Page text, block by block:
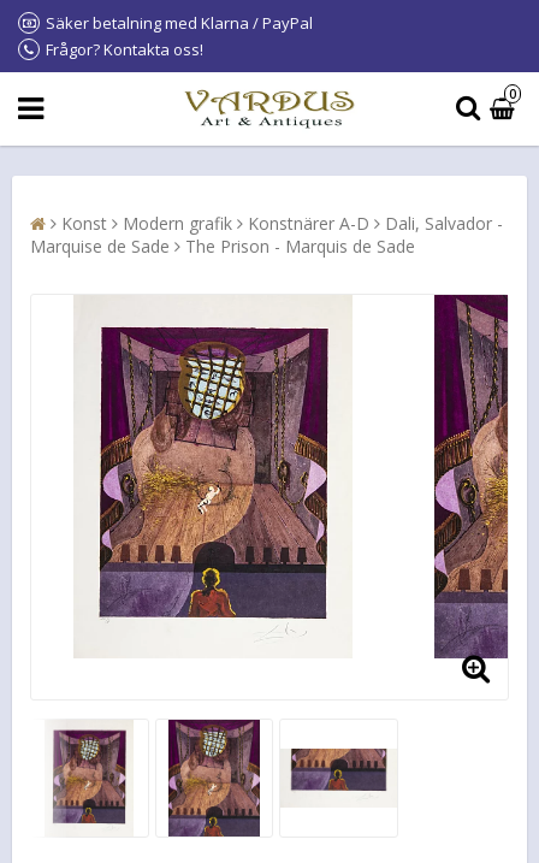
Säker betalning med Klarna / PayPal
Frågor? Kontakta oss!
0
Konst Modern grafik Konstnärer A-D
Dali, Salvador -
Marquise de Sade
The Prison - Marquis de Sade